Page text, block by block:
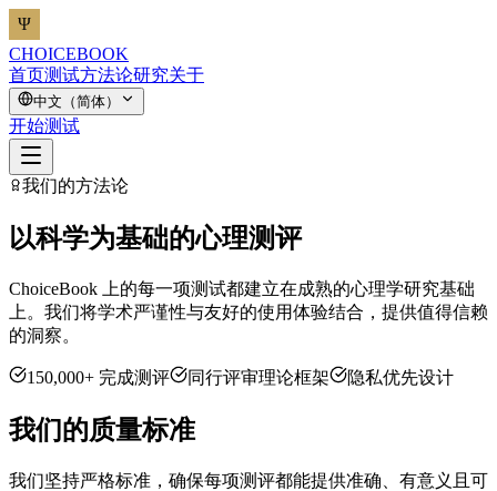
CHOICEBOOK
首页测试方法论研究关于
中文（简体）
开始测试
我们的方法论
以科学为基础的心理测评
ChoiceBook 上的每一项测试都建立在成熟的心理学研究基础
上。我们将学术严谨性与友好的使用体验结合，提供值得信赖
的洞察。
150,000+ 完成测评 同行评审理论框架 隐私优先设计
我们的质量标准
我们坚持严格标准，确保每项测评都能提供准确、有意义且可